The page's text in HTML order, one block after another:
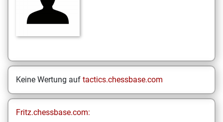
Keine Wertung auf tactics.chessbase.com
Fritz.chessbase.com: